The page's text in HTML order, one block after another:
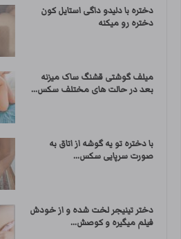
دختره با دلیدو داگی استایل کون
دختره رو میکنه
میلف گوشتی قشنگ ساک میزنه
بعد در حالت های مختلف سکس...
با دختره تو یه گوشه از اتاق به
صورت سرپایی سکس...
دختر تینیجر لخت شده و از خودش
فیلم میگیره و کوصش...